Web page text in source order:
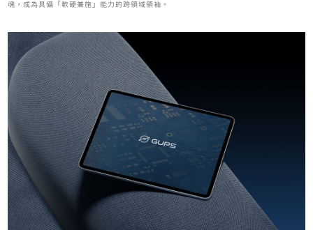
魂，成為具備「軟硬兼施」能力的跨領域領袖。